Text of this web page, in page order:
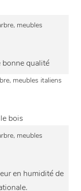
bonne qualité
bois
en humidité de